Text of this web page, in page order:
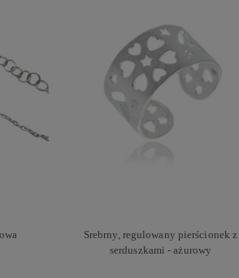
Srebrny, regulowany pierścionek z
serduszkami - ażurowy